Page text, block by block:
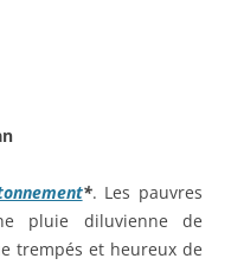
*. Les pauvres
pluie diluvienne de
trempés et heureux de